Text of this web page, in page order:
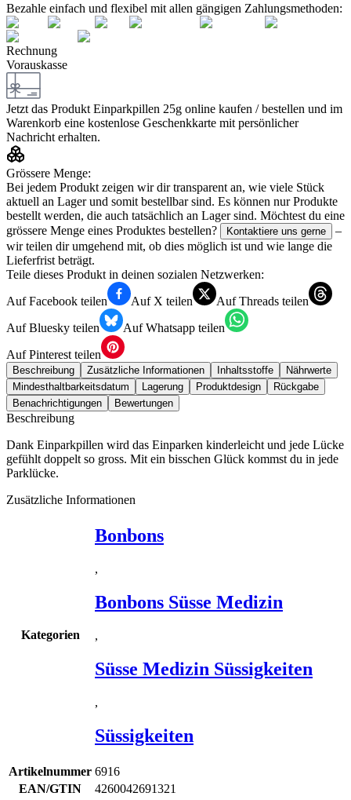
Bezahle einfach und flexibel mit allen gängigen Zahlungsmethoden:
Rechnung
Vorauskasse
Jetzt das Produkt Einparkpillen 25g online kaufen / bestellen und im
Warenkorb eine kostenlose Geschenkkarte mit persönlicher
Nachricht erhalten.
Grössere Menge:
Bei jedem Produkt zeigen wir dir transparent an, wie viele Stück
aktuell an Lager und somit bestellbar sind. Es können nur Produkte
bestellt werden, die auch tatsächlich an Lager sind. Möchtest du eine
grössere Menge eines Produktes bestellen?
Kontaktiere uns gerne
–
wir teilen dir umgehend mit, ob dies möglich ist und wie lange die
Lieferfrist beträgt.
Teile dieses Produkt in deinen sozialen Netzwerken:
Auf Facebook teilen
Auf X teilen
Auf Threads teilen
Auf Bluesky teilen
Auf Whatsapp teilen
Auf Pinterest teilen
Beschreibung Zusätzliche Informationen Inhaltsstoffe
Nährwerte
Mindesthaltbarkeitsdatum
Lagerung Produktdesign
Rückgabe
Benachrichtigungen
Bewertungen
Beschreibung
Dank Einparkpillen wird das Einparken kinderleicht und jede Lücke
gefühlt doppelt so gross. Mit ein bisschen Glück kommst du in jede
Parklücke.
Zusätzliche Informationen
Kategorien
Bonbons
,
Bonbons Süsse Medizin
,
Süsse Medizin Süssigkeiten
,
Süssigkeiten
Artikelnummer 6916
EAN/GTIN
4260042691321